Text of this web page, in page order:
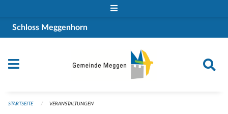
Schloss Meggenhorn
STARTSEITE VERANSTALTUNGEN